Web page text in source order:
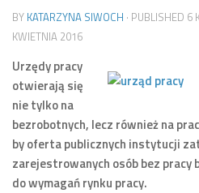
BY KATARZYNA SIWOCH · PUBLISHED 6
KWIETNIA 2016
Urzędy pracy
otwierają się
nie tylko na
bezrobotnych, lecz również na
by oferta publicznych instytucji
zarejestrowanych osób bez pracy
do wymagań rynku pracy.